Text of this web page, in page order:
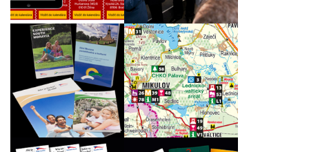
Naše tiskoviny na
výstavě REGIONTOUR
2012
Mapa Jihomoravského
kraje